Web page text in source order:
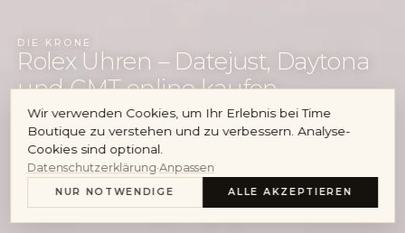
DIE KRONE
Rolex Uhren – Datejust, Daytona
und GMT online kaufen
UHREN ANSEHEN
ROLEX VERKAUFEN
Wir verwenden Cookies, um Ihr Erlebnis bei Time
Boutique zu verstehen und zu verbessern. Analyse-
Cookies sind optional.
Datenschutzerklärung·Anpassen
NUR NOTWENDIGE ALLE AKZEPTIEREN